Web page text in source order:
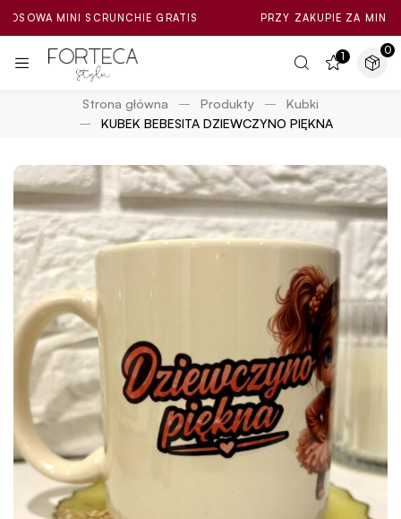
SCRUNCHIE GRATIS PRZY ZAKUPIE ZA MIN. 100ZŁ
1 0
Strona główna Produkty
Kubki
KUBEK BEBESITA DZIEWCZYNO PIĘKNA